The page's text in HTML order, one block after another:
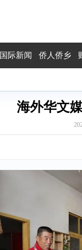
国际新闻 侨人侨乡
海外华文